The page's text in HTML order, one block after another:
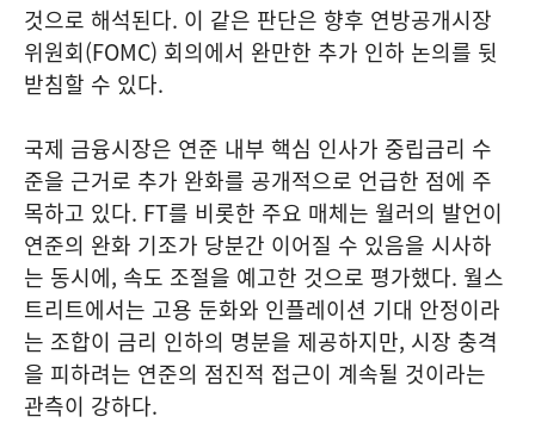
것으로 해석된다. 이 같은 판단은 향후 연방공개시장
위원회(FOMC) 회의에서 완만한 추가 인하 논의를 뒷
받침할 수 있다.
국제 금융시장은 연준 내부 핵심 인사가 중립금리 수
준을 근거로 추가 완화를 공개적으로 언급한 점에 주
목하고 있다. FT를 비롯한 주요 매체는 월러의 발언이
연준의 완화 기조가 당분간 이어질 수 있음을 시사하
는 동시에, 속도 조절을 예고한 것으로 평가했다. 월스
트리트에서는 고용 둔화와 인플레이션 기대 안정이라
는 조합이 금리 인하의 명분을 제공하지만, 시장 충격
을 피하려는 연준의 점진적 접근이 계속될 것이라는
관측이 강하다.